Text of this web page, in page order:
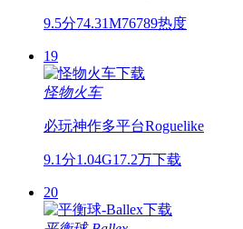
9.5分74.31M76789热度
19
怪物火车
必玩神作多平台Roguelike
9.1分1.04G17.2万下载
20